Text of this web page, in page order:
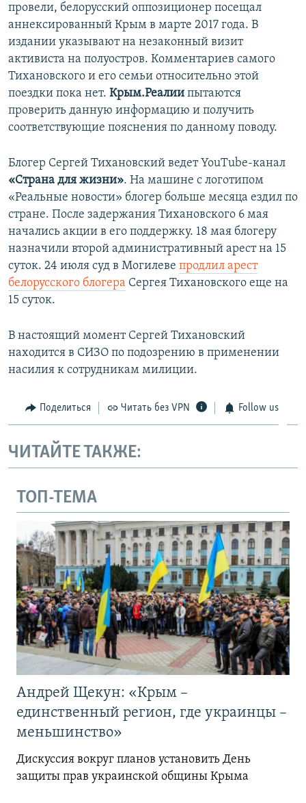
провели, белорусский оппозиционер посещал
аннексированный Крым в марте 2017 года. В
издании указывают на незаконный визит
активиста на полуостров. Комментариев самого
Тихановского и его семьи относительно этой
поездки пока нет. Крым.Реалии пытаются
проверить данную информацию и получить
соответствующие пояснения по данному поводу.​
Блогер Сергей Тихановский ведет YouTube-канал
«Страна для жизни». На машине с логотипом
«Реальные новости» блогер больше месяца ездил по
стране. После задержания Тихановского 6 мая
начались акции в его поддержку. 18 мая блогеру
назначили второй административный арест на 15
суток. 24 июля суд в Могилеве продлил арест
белорусского блогера Сергея Тихановского еще на
15 суток.
В настоящий момент Сергей Тихановский
находится в СИЗО по подозрению в применении
насилия к сотрудникам милиции.
Поделиться Читать без VPN Follow us
ЧИТАЙТЕ ТАКЖЕ:
ТОП-ТЕМА
Андрей Щекун: «Крым –
единственный регион, где украинцы –
меньшинство»
Дискуссия вокруг планов установить День
защиты прав украинской общины Крыма